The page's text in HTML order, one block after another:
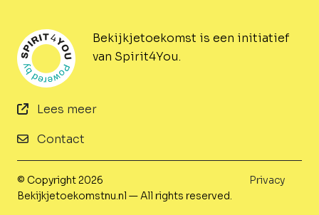
Bekijkjetoekomst is een initiatief
van Spirit4You.
Lees meer
Contact
© Copyright 2026
Bekijkjetoekomstnu.nl — All rights reserved.
Privacy